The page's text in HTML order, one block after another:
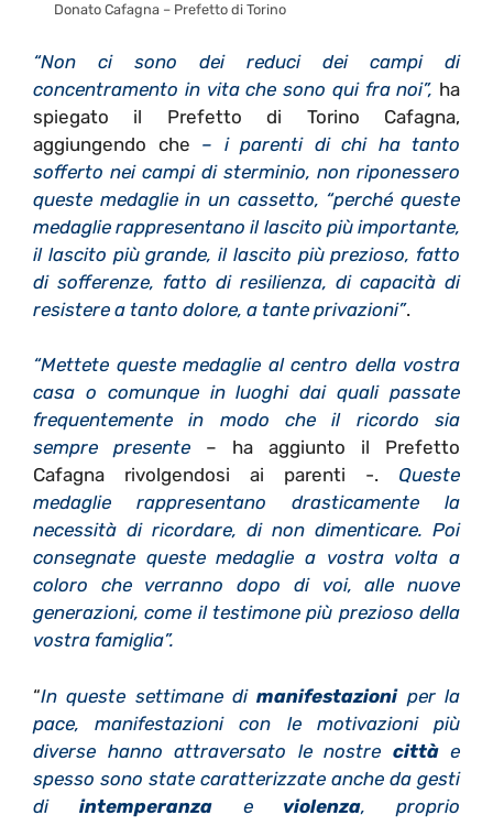
Donato Cafagna – Prefetto di Torino
“Non ci sono dei reduci dei campi di
concentramento in vita che sono qui fra noi”, ha
spiegato il Prefetto di Torino Cafagna,
aggiungendo che – i parenti di chi ha tanto
sofferto nei campi di sterminio, non riponessero
queste medaglie in un cassetto, “perché queste
medaglie rappresentano il lascito più importante,
il lascito più grande, il lascito più prezioso, fatto
di sofferenze, fatto di resilienza, di capacità di
resistere a tanto dolore, a tante privazioni”.
“Mettete queste medaglie al centro della vostra
casa o comunque in luoghi dai quali passate
frequentemente in modo che il ricordo sia
sempre presente – ha aggiunto il Prefetto
Cafagna rivolgendosi ai parenti -. Queste
medaglie rappresentano drasticamente la
necessità di ricordare, di non dimenticare. Poi
consegnate queste medaglie a vostra volta a
coloro che verranno dopo di voi, alle nuove
generazioni, come il testimone più prezioso della
vostra famiglia”.
“In queste settimane dimanifestazioni per la
pace, manifestazioni con le motivazioni più
diverse hanno attraversato le nostre cittàe
spesso sono state caratterizzate anche da gesti
di intemperanzae violenza, proprio